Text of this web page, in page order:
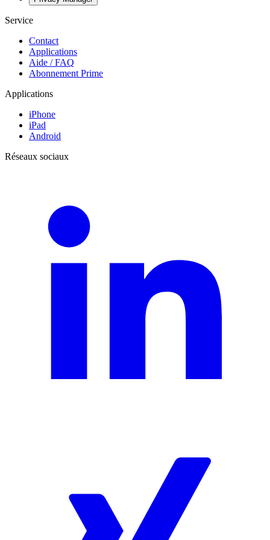
Service
Contact
Applications
Aide / FAQ
Abonnement Prime
Applications
iPhone
iPad
Android
Réseaux sociaux